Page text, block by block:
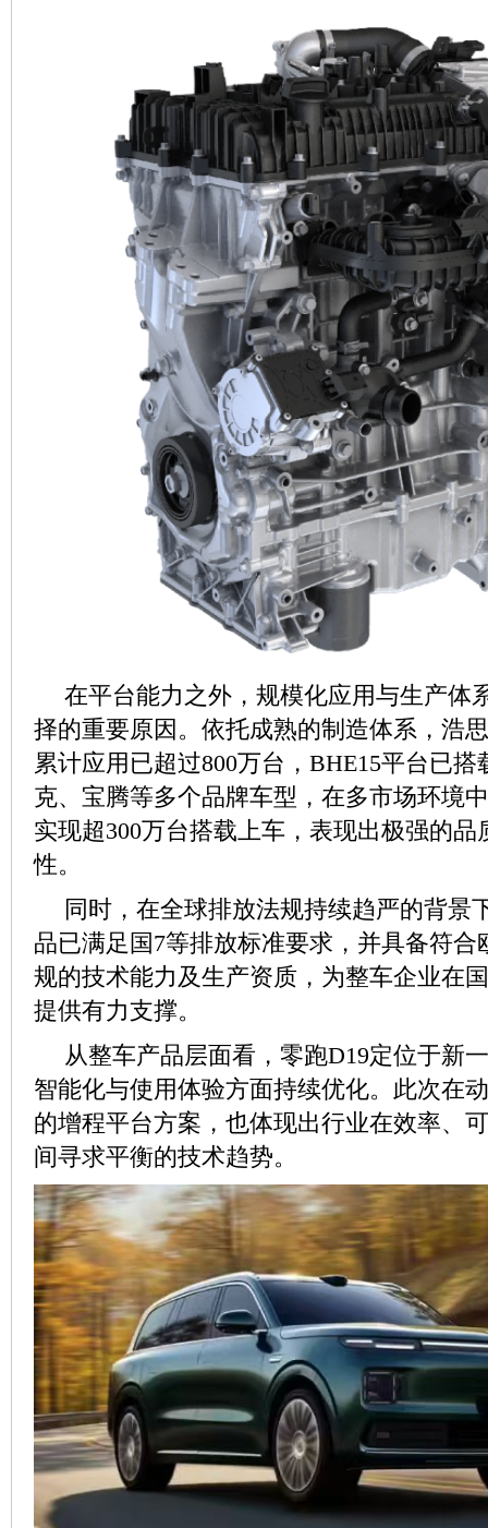
在平台能力之外，规模化应用与生产体
择的重要原因。依托成熟的制造体系，浩
累计应用已超过800万台，BHE15平台已
克、宝腾等多个品牌车型，在多市场环境
实现超300万台搭载上车，表现出极强的品
性。
同时，在全球排放法规持续趋严的背景
品已满足国7等排放标准要求，并具备符合
规的技术能力及生产资质，为整车企业在
提供有力支撑。
从整车产品层面看，零跑D19定位于新
智能化与使用体验方面持续优化。此次在
的增程平台方案，也体现出行业在效率、
间寻求平衡的技术趋势。